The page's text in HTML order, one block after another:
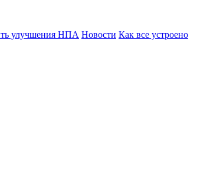
улучшения НПА Новости Как все устроено